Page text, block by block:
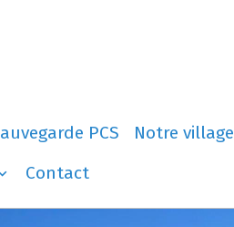
PCS
Notre village
Contact